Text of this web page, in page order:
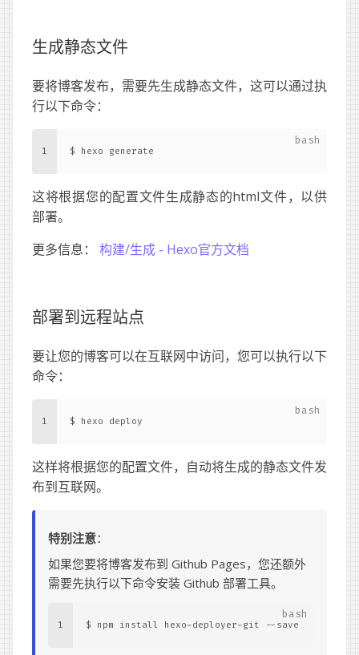
生成静态文件
要将博客发布，需要先生成静态文件，这可以通过执
行以下命令：
1 $ hexo generate
这将根据您的配置文件生成静态的html文件，以供
部署。
更多信息： 构建/生成 - Hexo官方文档
部署到远程站点
要让您的博客可以在互联网中访问，您可以执行以下
命令：
1 $ hexo deploy
这样将根据您的配置文件，自动将生成的静态文件发
布到互联网。
特别注意：
如果您要将博客发布到 Github Pages，您还额外
需要先执行以下命令安装 Github 部署工具。
1 $ npm install hexo-deployer-git --save